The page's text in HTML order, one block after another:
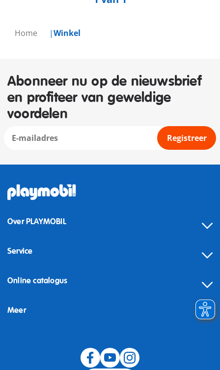
Home Winkel
Abonneer nu op de nieuwsbrief
en profiteer van geweldige
voordelen
Registreer
Over PLAYMOBIL
Service
Online catalogus
Meer